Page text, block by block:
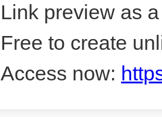
Link preview as
Free to create
Access now: